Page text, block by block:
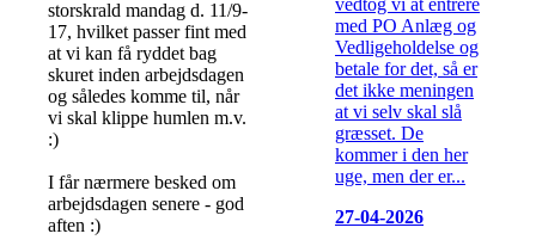
storskrald mandag d. 11/9-
17, hvilket passer fint med
at vi kan få ryddet bag
skuret inden arbejdsdagen
og således komme til, når
vi skal klippe humlen m.v.
:)
I får nærmere besked om
arbejdsdagen senere - god
aften :)
vedtog vi at entrere
med PO Anlæg og
Vedligeholdelse og
betale for det, så er
det ikke meningen
at vi selv skal slå
græsset. De
kommer i den her
uge, men der er...
27-04-2026